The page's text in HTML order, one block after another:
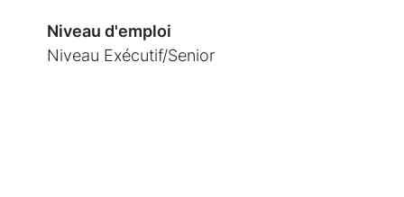
Niveau d'emploi
Niveau Exécutif/Senior